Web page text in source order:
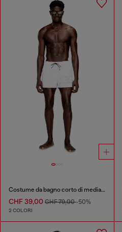
Costume da bagno corto di media lunghezza con logo sagomato.
CHF 39,00 CHF 79,00-50%
2 COLORI